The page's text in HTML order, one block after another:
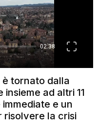
tornato dalla
ad altri 11
e un
risolvere la crisi